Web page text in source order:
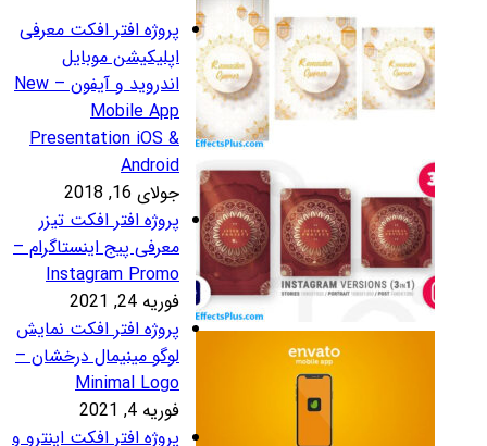
افتر افکت معرفی
موبایل
اندروید و آیفون – New
Mobile
افتر افکت تیزر
پیج اینستاگرام –
Instagram
افتر افکت نمایش
مینیمال درخشان –
افتر افکت اینترو و